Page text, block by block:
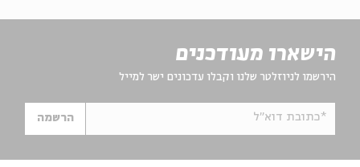
הישארו מעודכנים
הירשמו לניוזלטר שלנו וקבלו עדכונים ישר למייל
*כתובת דוא"ל הרשמה